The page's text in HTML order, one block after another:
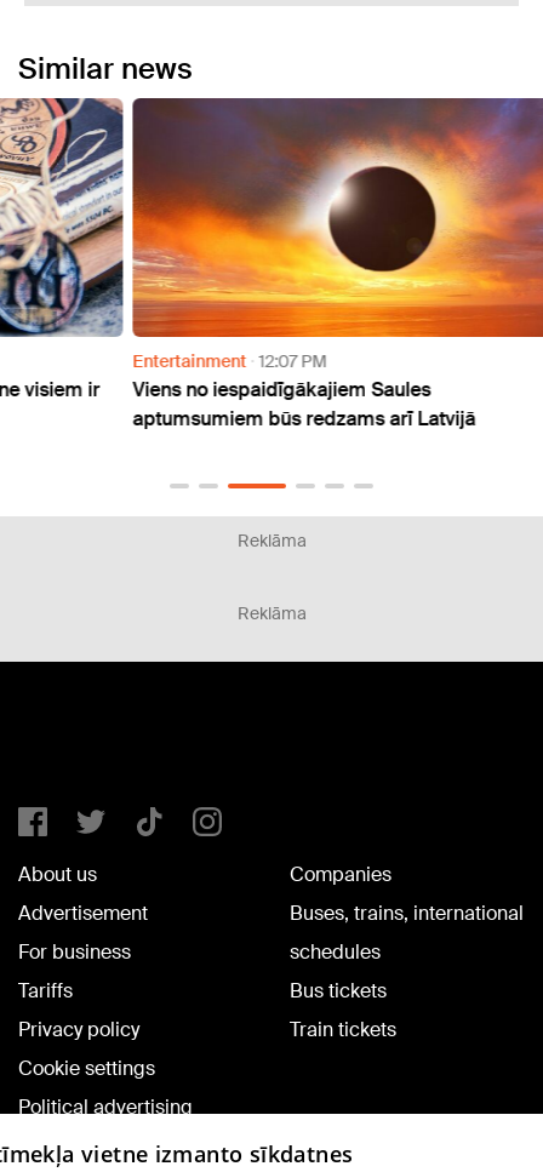
Similar news
ir
Entertainment 12:07 PM
Viens no iespaidīgākajiem Saules
aptumsumiem būs redzams arī Latvijā
Reklāma
Reklāma
About us
Advertisement
For business
Tariffs
Privacy policy
Cookie settings
Political advertising
Cookie policy
Companies
Buses, trains, international
schedules
Bus tickets
Train tickets
vietne izmanto sīkdatnes